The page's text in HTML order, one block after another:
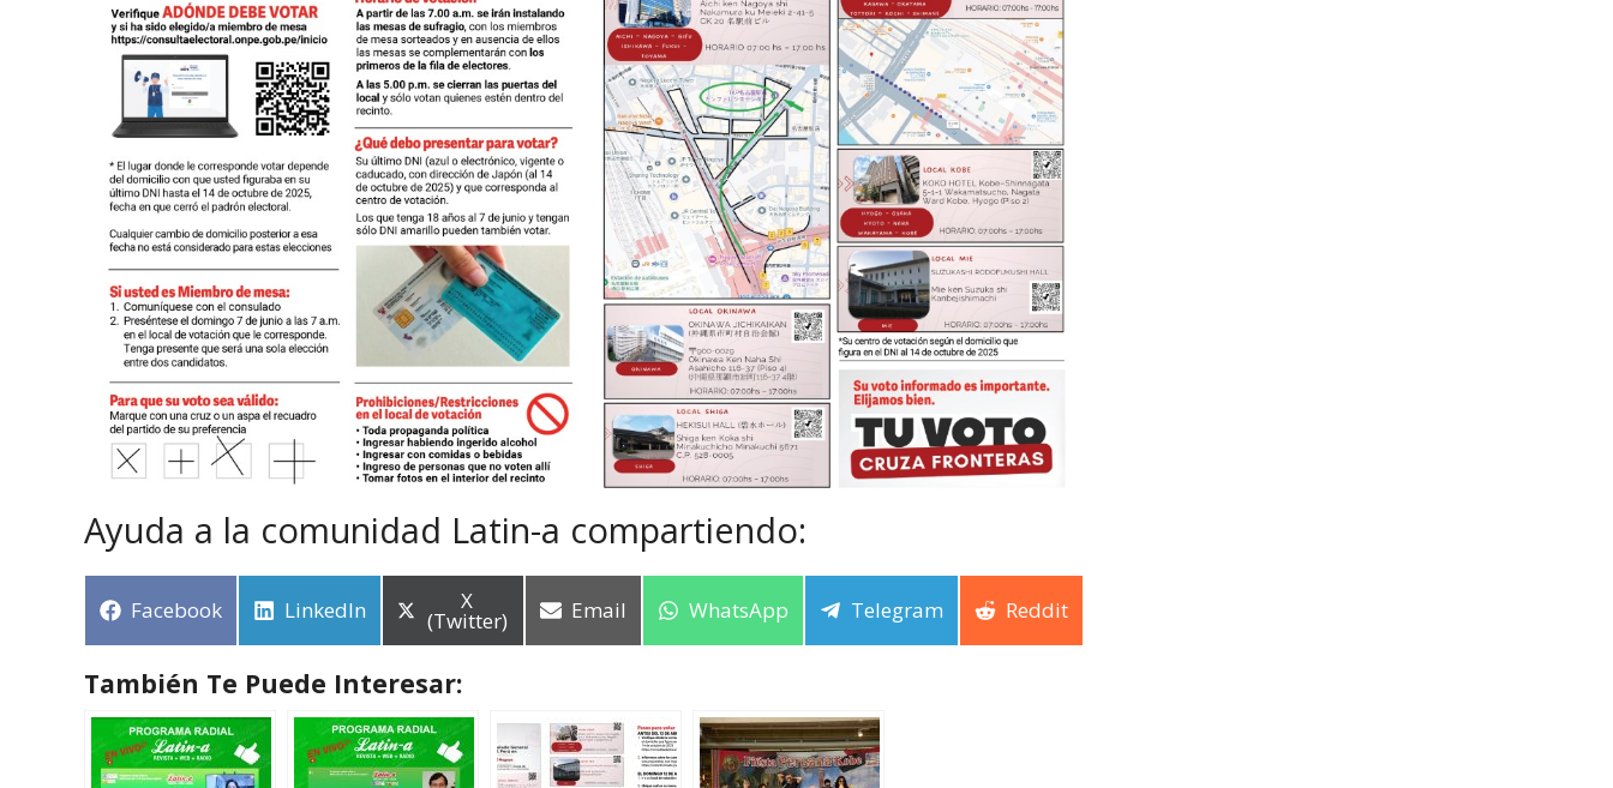
Ayuda a la comunidad Latin-a compartiendo:
Facebook LinkedIn X
(Twitter) Email WhatsApp Telegram Reddit
También Te Puede Interesar: